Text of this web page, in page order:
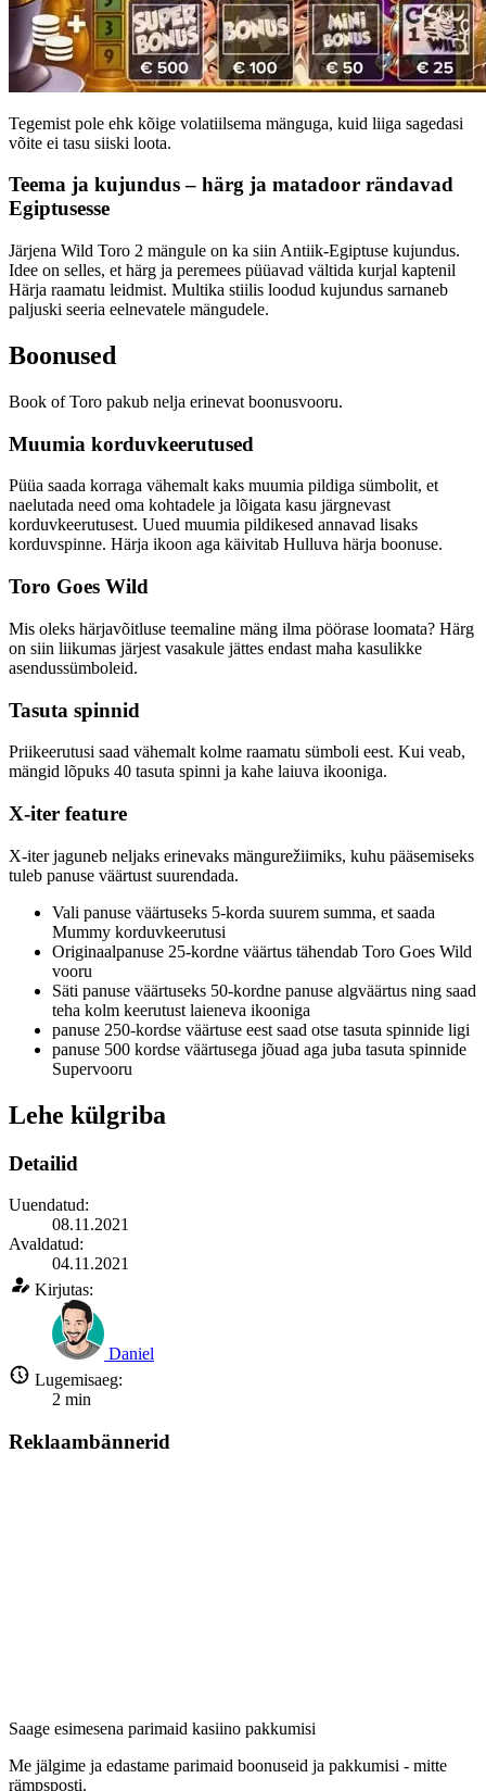
Tegemist pole ehk kõige volatiilsema mänguga, kuid liiga sagedasi
võite ei tasu siiski loota.
Teema ja kujundus – härg ja matadoor rändavad
Egiptusesse
Järjena Wild Toro 2 mängule on ka siin Antiik-Egiptuse kujundus.
Idee on selles, et härg ja peremees püüavad vältida kurjal kaptenil
Härja raamatu leidmist. Multika stiilis loodud kujundus sarnaneb
paljuski seeria eelnevatele mängudele.
Boonused
Book of Toro pakub nelja erinevat boonusvooru.
Muumia korduvkeerutused
Püüa saada korraga vähemalt kaks muumia pildiga sümbolit, et
naelutada need oma kohtadele ja lõigata kasu järgnevast
korduvkeerutusest. Uued muumia pildikesed annavad lisaks
korduvspinne. Härja ikoon aga käivitab Hulluva härja boonuse.
Toro Goes Wild
Mis oleks härjavõitluse teemaline mäng ilma pöörase loomata? Härg
on siin liikumas järjest vasakule jättes endast maha kasulikke
asendussümboleid.
Tasuta spinnid
Priikeerutusi saad vähemalt kolme raamatu sümboli eest. Kui veab,
mängid lõpuks 40 tasuta spinni ja kahe laiuva ikooniga.
X-iter feature
X-iter jaguneb neljaks erinevaks mängurežiimiks, kuhu pääsemiseks
tuleb panuse väärtust suurendada.
Vali panuse väärtuseks 5-korda suurem summa, et saada
Mummy korduvkeerutusi
Originaalpanuse 25-kordne väärtus tähendab Toro Goes Wild
vooru
Säti panuse väärtuseks 50-kordne panuse algväärtus ning saad
teha kolm keerutust laieneva ikooniga
panuse 250-kordse väärtuse eest saad otse tasuta spinnide ligi
panuse 500 kordse väärtusega jõuad aga juba tasuta spinnide
Supervooru
Lehe külgriba
Detailid
Uuendatud:
08.11.2021
Avaldatud:
04.11.2021
Kirjutas:
Daniel
Lugemisaeg:
2 min
Reklaambännerid
Saage esimesena parimaid kasiino pakkumisi
Me jälgime ja edastame parimaid boonuseid ja pakkumisi - mitte
rämpsposti.